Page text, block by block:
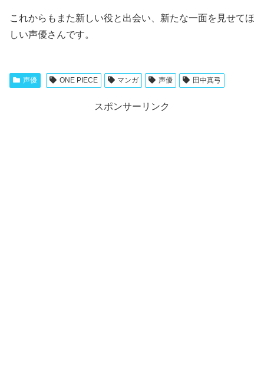
これからもまた新しい役と出会い、新たな一面を見せてほ
しい声優さんです。
声優 ONE PIECE マンガ 声優 田中真弓
スポンサーリンク